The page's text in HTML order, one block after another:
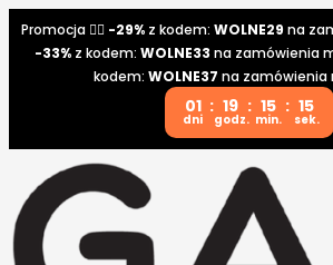
Promocja 👉🏼 -29%z kodem: WOLNE29 na
-33% z kodem: WOLNE33 na zamówienia
kodem: WOLNE37 na zamówienia
01
dni
: 19
godz.
: 15
min.
: 15
sek.